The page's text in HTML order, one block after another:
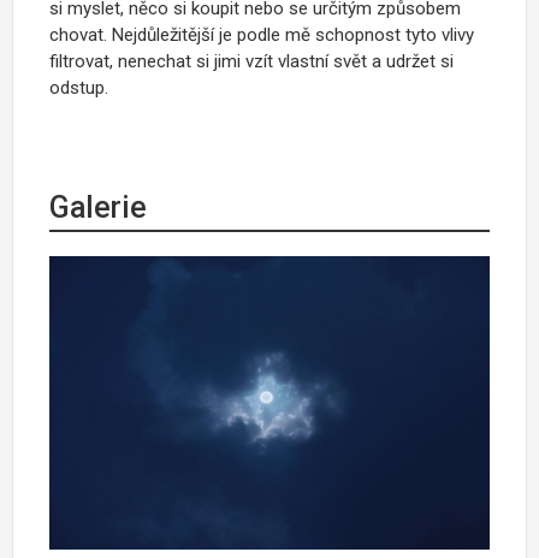
si myslet, něco si koupit nebo se určitým způsobem
chovat. Nejdůležitější je podle mě schopnost tyto vlivy
filtrovat, nenechat si jimi vzít vlastní svět a udržet si
odstup.
Galerie